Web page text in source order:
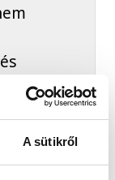
A sütikről